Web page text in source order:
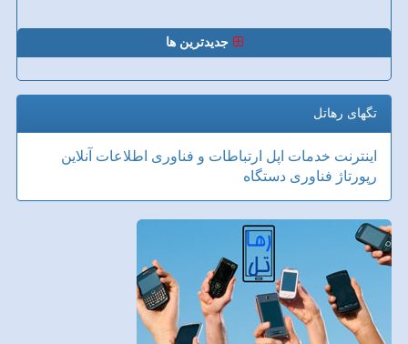
جدیدترین ها
تگهای رهاتل
اینترنت خدمات اپل ارتباطات و فناوری اطلاعات آنلاین
رپورتاژ فناوری دستگاه